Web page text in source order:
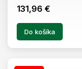
131,96 €
Do košíka